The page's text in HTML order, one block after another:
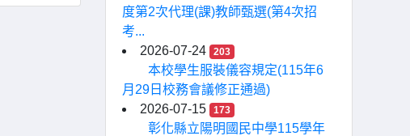
度第2次代理(課)教師甄選(第4次招
考...
2026-07-24
203
本校學生服裝儀容規定(115年6
月29日校務會議修正通過)
2026-07-15
173
彰化縣立陽明國民中學115學年